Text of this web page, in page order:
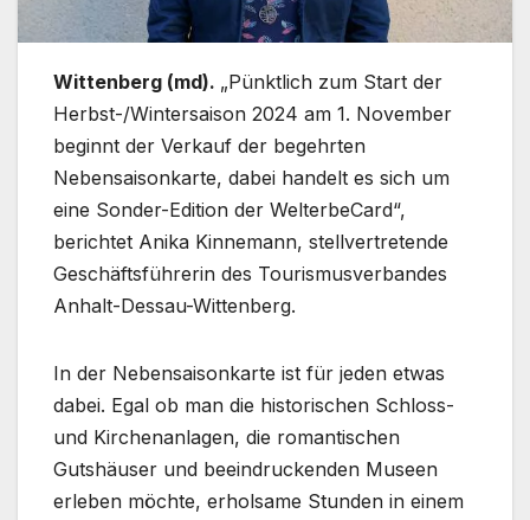
Wittenberg (md). „Pünktlich zum Start der
Herbst-/Wintersaison 2024 am 1. November
beginnt der Verkauf der begehrten
Nebensaisonkarte, dabei handelt es sich um
eine Sonder-Edition der WelterbeCard“,
berichtet Anika Kinnemann, stellvertretende
Geschäftsführerin des Tourismusverbandes
Anhalt-Dessau-Wittenberg.
In der Nebensaisonkarte ist für jeden etwas
dabei. Egal ob man die historischen Schloss-
und Kirchenanlagen, die romantischen
Gutshäuser und beeindruckenden Museen
erleben möchte, erholsame Stunden in einem